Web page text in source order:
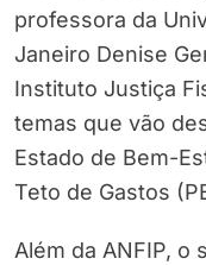
professora da
Janeiro Denise
Instituto Justiça
temas que vão
Estado de Bem-
Teto de Gastos
Além da ANFIP, o